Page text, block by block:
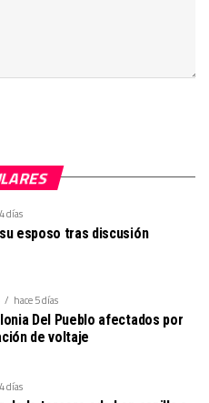
días
esposo tras discusión
hace 5 días
Del Pueblo afectados por
de voltaje
días